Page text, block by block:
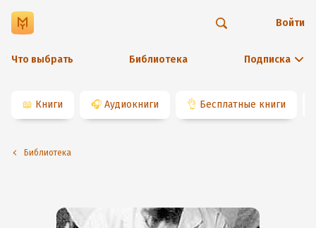
Что выбрать Библиотека Подписка
Войти
📖 Книги 🎧 Аудиокниги 👌 Бесплатные книги
Библиотека